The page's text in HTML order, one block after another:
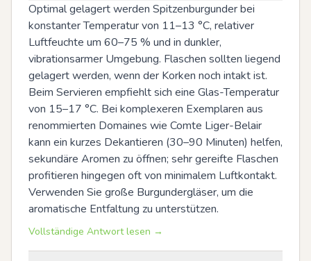
Optimal gelagert werden Spitzenburgunder bei
konstanter Temperatur von 11–13 °C, relativer
Luftfeuchte um 60–75 % und in dunkler,
vibrationsarmer Umgebung. Flaschen sollten liegend
gelagert werden, wenn der Korken noch intakt ist.
Beim Servieren empfiehlt sich eine Glas-Temperatur
von 15–17 °C. Bei komplexeren Exemplaren aus
renommierten Domaines wie Comte Liger-Belair
kann ein kurzes Dekantieren (30–90 Minuten) helfen,
sekundäre Aromen zu öffnen; sehr gereifte Flaschen
profitieren hingegen oft von minimalem Luftkontakt.
Verwenden Sie große Burgundergläser, um die
aromatische Entfaltung zu unterstützen.
Vollständige Antwort lesen →